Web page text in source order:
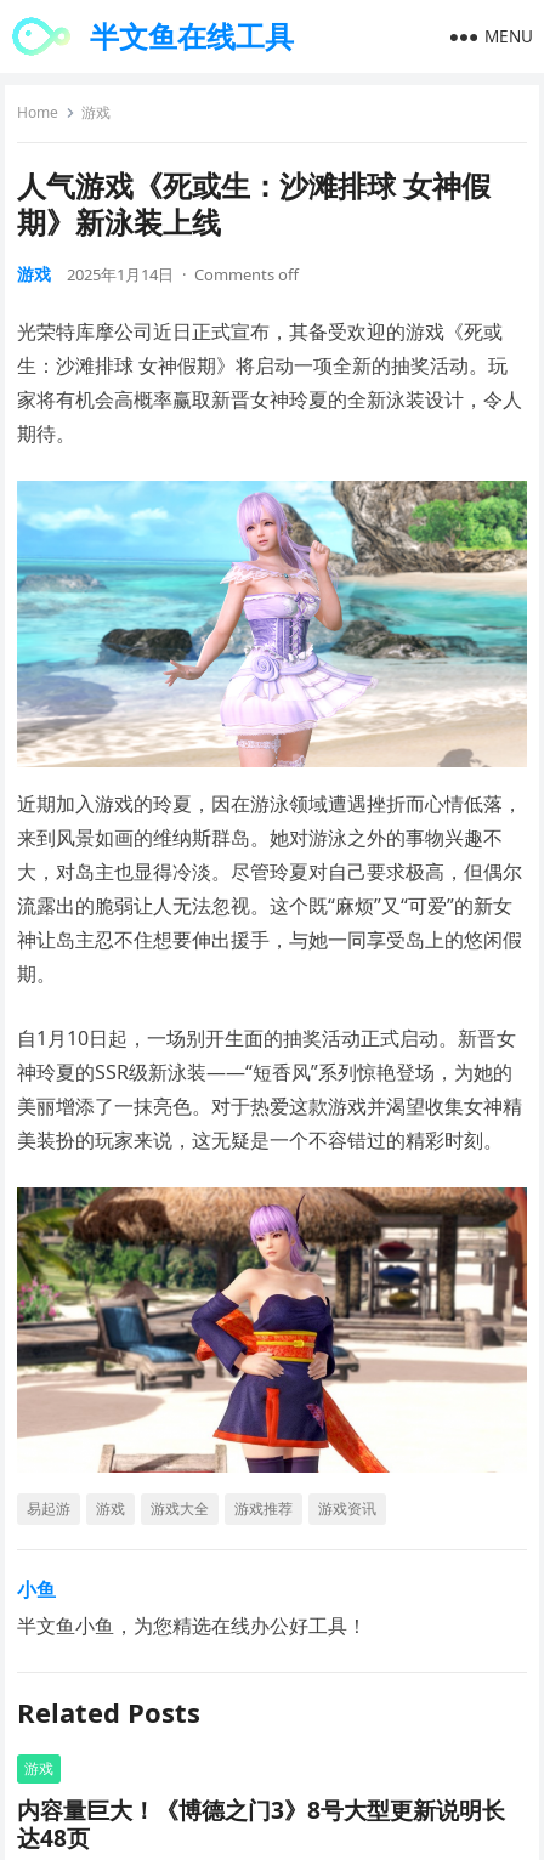
半文鱼在线工具 MENU
Home 游戏
人气游戏《死或生：沙滩排球 女神假
期》新泳装上线
游戏 2025年1月14日 · Comments off
光荣特库摩公司近日正式宣布，其备受欢迎的游戏《死或
生：沙滩排球 女神假期》将启动一项全新的抽奖活动。玩
家将有机会高概率赢取新晋女神玲夏的全新泳装设计，令人
期待。
近期加入游戏的玲夏，因在游泳领域遭遇挫折而心情低落，
来到风景如画的维纳斯群岛。她对游泳之外的事物兴趣不
大，对岛主也显得冷淡。尽管玲夏对自己要求极高，但偶尔
流露出的脆弱让人无法忽视。这个既“麻烦”又“可爱”的新女
神让岛主忍不住想要伸出援手，与她一同享受岛上的悠闲假
期。
自1月10日起，一场别开生面的抽奖活动正式启动。新晋女
神玲夏的SSR级新泳装——“短香风”系列惊艳登场，为她的
美丽增添了一抹亮色。对于热爱这款游戏并渴望收集女神精
美装扮的玩家来说，这无疑是一个不容错过的精彩时刻。
易起游 游戏 游戏大全 游戏推荐 游戏资讯
小鱼
半文鱼小鱼，为您精选在线办公好工具！
Related Posts
游戏
内容量巨大！《博德之门3》8号大型更新说明长
达48页